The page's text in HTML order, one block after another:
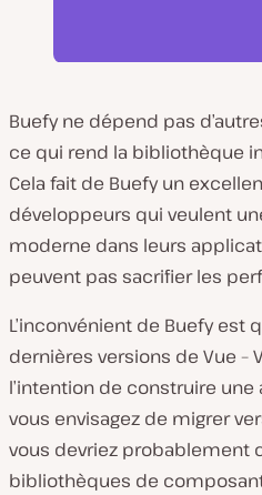
Buefy ne dépend pas
ce qui rend la bibliothèque
Cela fait de Buefy un
développeurs qui veulent
moderne dans leurs
peuvent pas sacrifier les
L’inconvénient de Buefy est
dernières versions de Vue –
l’intention de construire
vous envisagez de migrer
vous devriez probablement
bibliothèques de